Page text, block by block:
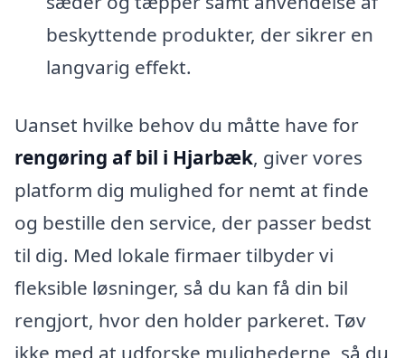
beskyttende produkter, der sikrer en
langvarig effekt.
Uanset hvilke behov du måtte have for
rengøring af bil i Hjarbæk, giver vores
platform dig mulighed for nemt at finde
og bestille den service, der passer bedst
til dig. Med lokale firmaer tilbyder vi
fleksible løsninger, så du kan få din bil
rengjort, hvor den holder parkeret. Tøv
ikke med at udforske mulighederne, så du